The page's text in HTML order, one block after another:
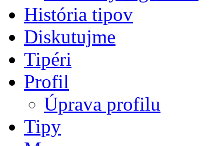
História tipov
Diskutujme
Tipéri
Profil
Úprava profilu
Tipy